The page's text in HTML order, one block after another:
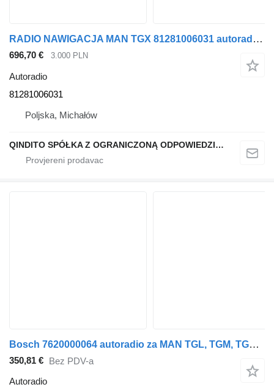
RADIO NAWIGACJA MAN TGX 81281006031 autoradio za MAN TGX tegljača
696,70 € 3.000 PLN
Autoradio
81281006031
Poljska, Michałów
QINDITO SPÓŁKA Z OGRANICZONĄ ODPOWIEDZIALNOŚCIĄ
Bosch 7620000064 autoradio za MAN TGL, TGM, TGS, TGX tegljača
350,81 € Bez PDV-a
Autoradio